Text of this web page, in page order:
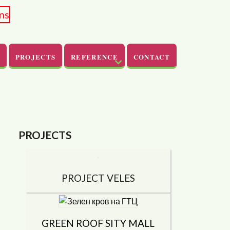
PROJECTS REFERENCE CONTACT
PROJECTS
PROJECT VELES
GREEN ROOF SITY ​​MALL